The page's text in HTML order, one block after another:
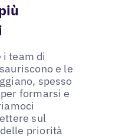
i team di
e le
spesso
formarsi e
sul
priorità